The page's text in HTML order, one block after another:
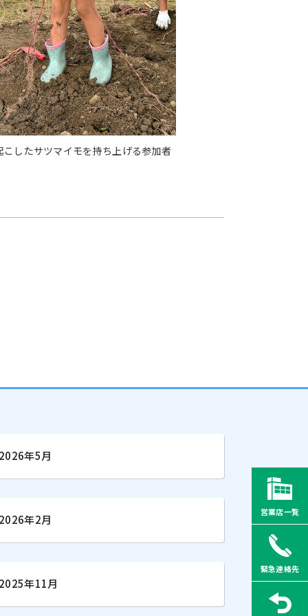
営業店一覧
緊急連絡先
こしたサツマイモを持ち上げる参加者
年5月
年2月
年11月